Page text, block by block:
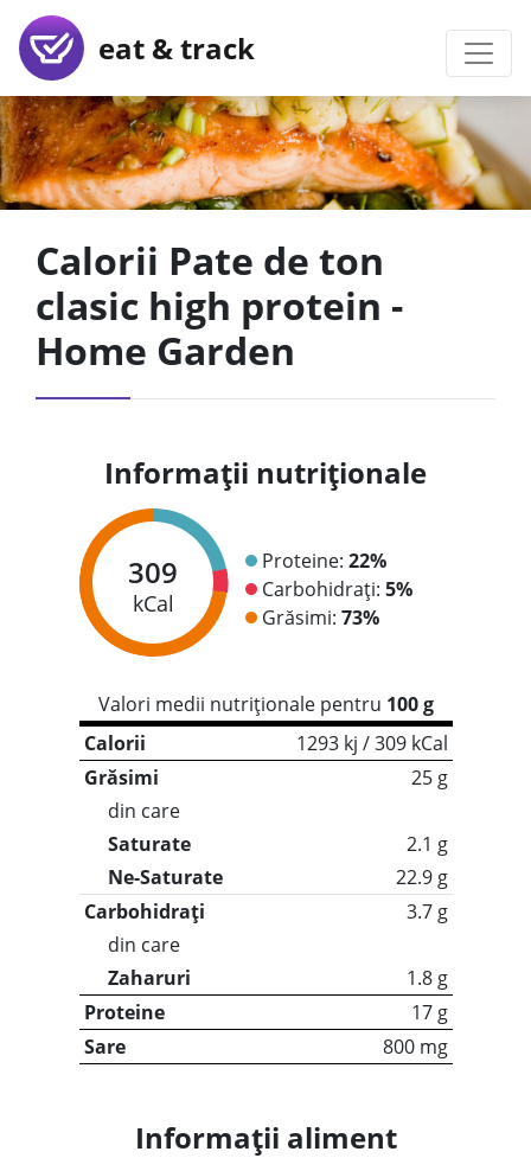
eat & track
Calorii Pate de ton
clasic high protein -
Home Garden
Informații nutriționale
309
kCal
Proteine: 22%
Carbohidrați: 5%
Grăsimi: 73%
Valori medii nutriționale pentru 100 g
Calorii
1293 kj / 309 kCal
Grăsimi
25 g
din care
Saturate
2.1 g
Ne-Saturate
22.9 g
Carbohidrați
3.7 g
din care
Zaharuri
1.8 g
Proteine
17 g
Sare
800 mg
Informații aliment